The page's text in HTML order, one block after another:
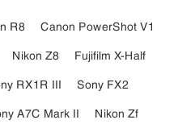
R8
Canon PowerShot V1
Nikon Z8
Fujifilm X-Half
RX1R III
Sony FX2
A7C Mark II
Nikon Zf